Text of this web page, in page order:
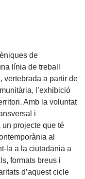
de
línia de treball
vertebrada a partir de
l’exhibició
Amb la voluntat
i
un projecte que té
al
la a la ciutadania a
formats breus i
d’aquest cicle